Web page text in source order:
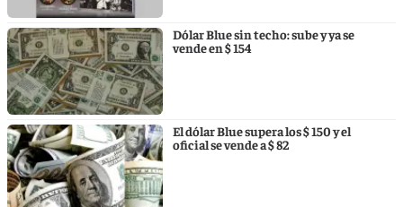
Dólar Blue sin techo: sube y ya se
vende en $ 154
El dólar Blue supera los $ 150 y el
oficial se vende a $ 82